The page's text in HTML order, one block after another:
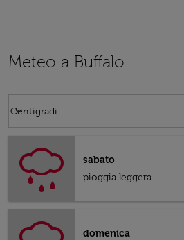
Meteo a Buffalo
Centigradi
keyboard_arrow_down
sabato
pioggia leggera
domenica